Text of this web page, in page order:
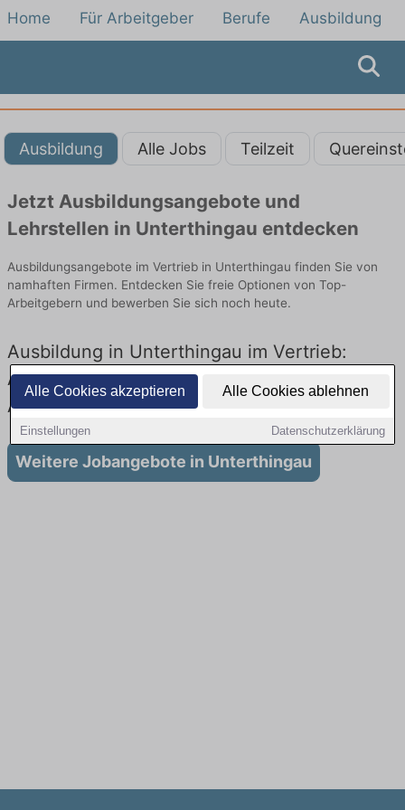
Alle Cookies akzeptieren Alle Cookies ablehnen
Einstellungen Datenschutzerklärung
Home Für Arbeitgeber Berufe Ausbildung
Ausbildung Alle Jobs Teilzeit
Jetzt Ausbildungsangebote und
Lehrstellen in Unterthingau entdecken
Ausbildungsangebote im Vertrieb in Unterthingau finden Sie von
namhaften Firmen. Entdecken Sie freie Optionen von Top-
Arbeitgebern und bewerben Sie sich noch heute.
Ausbildung in Unterthingau im Vertrieb:
Aktuell gibt es keine Stellenangebote für
Ausbildung in Unterthingau
Weitere Jobangebote in Unterthingau